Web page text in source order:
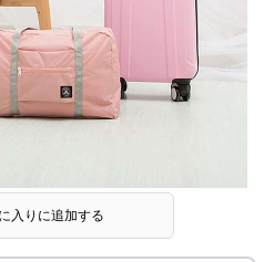
入りに追加する